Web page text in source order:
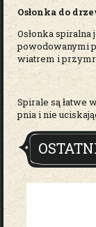
Osłonka do
Osłonka
powodowanymi
wiatrem i
Spirale są łatwe
pnia i nie